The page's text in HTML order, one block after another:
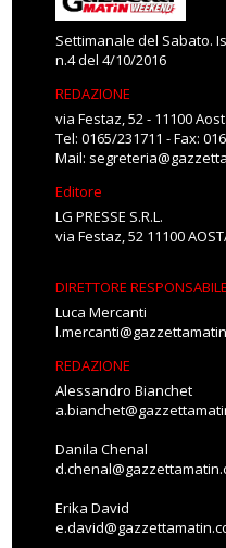
Settimanale del Sabato.
n.4 del 4/10/2016
REDAZIONE
via Festaz, 52 - 11100
Tel: 0165/231711 - Fax:
Mail:
Editore
LG PRESSE S.R.L.
via Festaz, 52 11100
DIRETTORE RESPONSABILE
Luca Mercanti
REDAZIONE
Alessandro Bianchet
Danila Chenal
Erika David